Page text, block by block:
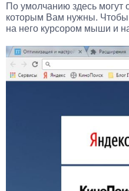
По умолчанию здесь могут
которым Вам нужны. Чтобы
на него курсором мыши и